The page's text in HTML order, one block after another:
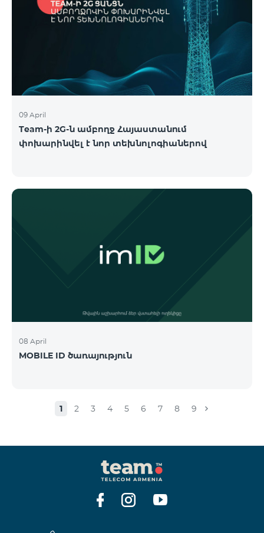
09 April
Team-ի 2G-ն ամբողջ Հայաստանում
փոխարինվել է նոր տեխնոլոգիաներով
08 April
MOBILE ID ծառայություն
1 2 3 4 5 6 7 8 9